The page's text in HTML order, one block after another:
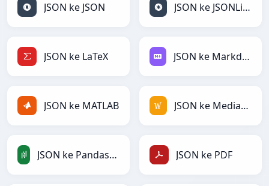
JSON ke JSON JSON ke JSONLines
JSON ke LaTeX JSON ke Markdown
JSON ke MATLAB JSON ke MediaWiki
JSON ke PandasDataFrame JSON ke PDF